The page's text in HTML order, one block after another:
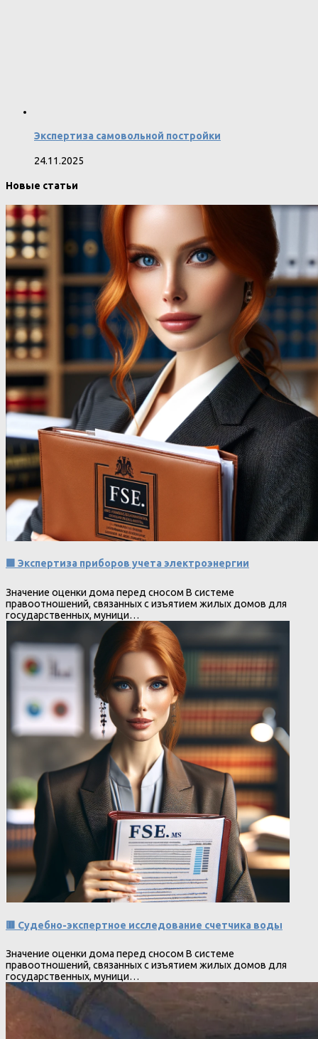
Экспертиза самовольной постройки
24.11.2025
Новые статьи
🟩 Экспертиза приборов учета электроэнергии
Значение оценки дома перед сносом В системе
правоотношений, связанных с изъятием жилых домов для
государственных, муници…
🟥 Судебно-экспертное исследование счетчика воды
Значение оценки дома перед сносом В системе
правоотношений, связанных с изъятием жилых домов для
государственных, муници…